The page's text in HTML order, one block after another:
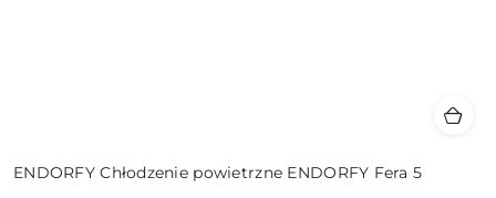
ENDORFY Chłodzenie powietrzne ENDORFY Fera 5